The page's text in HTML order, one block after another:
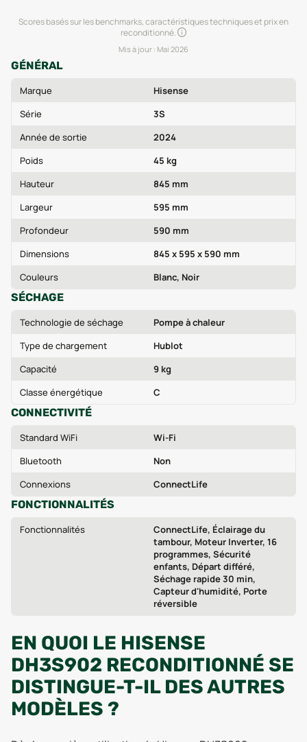
Scores basés sur les benchmarks, caractéristiques techniques et prix en
reconditionné.
Mis à jour : Mai 2026
GÉNÉRAL
Marque
Hisense
Série
3S
Année de sortie
2024
Poids
45 kg
Hauteur
845 mm
Largeur
595 mm
Profondeur
590 mm
Dimensions
845 x 595 x 590 mm
Couleurs
Blanc, Noir
SÉCHAGE
Technologie de séchage
Pompe à chaleur
Type de chargement
Hublot
Capacité
9 kg
Classe énergétique
C
CONNECTIVITÉ
Standard WiFi
Wi-Fi
Bluetooth
Non
Connexions
ConnectLife
FONCTIONNALITÉS
Fonctionnalités
ConnectLife, Éclairage du
tambour, Moteur Inverter, 16
programmes, Sécurité
enfants, Départ différé,
Séchage rapide 30 min,
Capteur d'humidité, Porte
réversible
EN QUOI LE HISENSE
DH3S902 RECONDITIONNÉ SE
DISTINGUE-T-IL DES AUTRES
MODÈLES ?